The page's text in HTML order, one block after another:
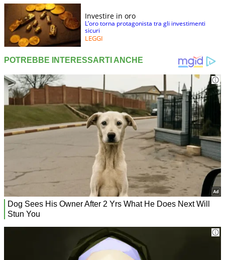
Investire in oro
L’oro torna protagonista tra gli investimenti
sicuri
LEGGI